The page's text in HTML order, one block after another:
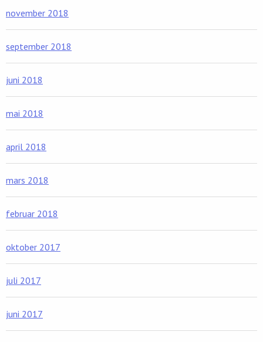
november 2018
september 2018
juni 2018
mai 2018
april 2018
mars 2018
februar 2018
oktober 2017
juli 2017
juni 2017